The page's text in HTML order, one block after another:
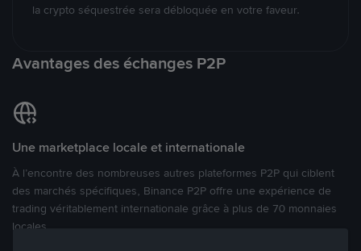
la crypto séquestrée sera débloquée en votre faveur.
Avantages des échanges P2P
Une marketplace locale et internationale
À l’encontre des nombreuses autres plateformes P2P qui ciblent
des marchés spécifiques, Binance P2P offre une expérience de
trading véritablement internationale grâce à plus de 70 monnaies
locales.